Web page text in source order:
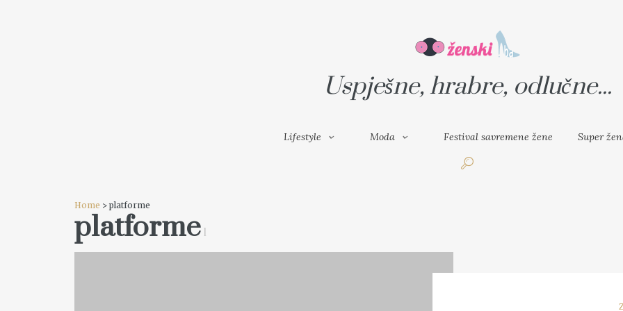
SUPER ŽENA
Uspješne, hrabre, odlučne...
Lifestyle Moda Festival savremene žene Super
Home > platforme
platforme 1